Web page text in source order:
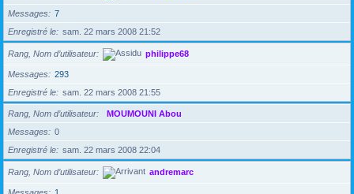
Messages
7
Enregistré le
sam. 22 mars 2008 21:52
Rang, Nom d’utilisateur philippe68
Messages
293
Enregistré le
sam. 22 mars 2008 21:55
Rang, Nom d’utilisateur
MOUMOUNI Abou
Messages
0
Enregistré le
sam. 22 mars 2008 22:04
Rang, Nom d’utilisateur andremarc